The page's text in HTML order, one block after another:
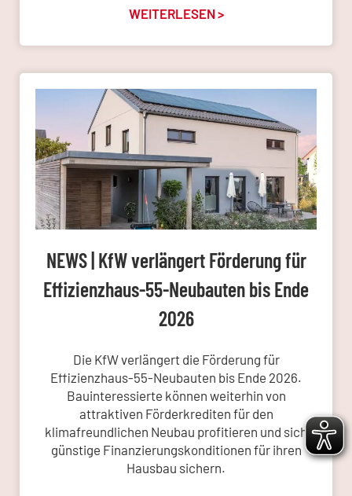
WEITERLESEN >
NEWS | KfW verlängert Förderung für
Effizienzhaus-55-Neubauten bis Ende
2026
Die KfW verlängert die Förderung für
Effizienzhaus-55-Neubauten bis Ende 2026.
Bauinteressierte können weiterhin von
attraktiven Förderkrediten für den
klimafreundlichen Neubau profitieren und sich
günstige Finanzierungskonditionen für ihren
Hausbau sichern.